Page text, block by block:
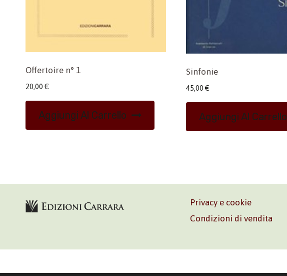
Offertoire n° 1
20,00 €
Aggiungi Al Carrello
Sinfonie
45,00 €
Aggiungi Al Carrello
Privacy e cookie
Condizioni di vendita